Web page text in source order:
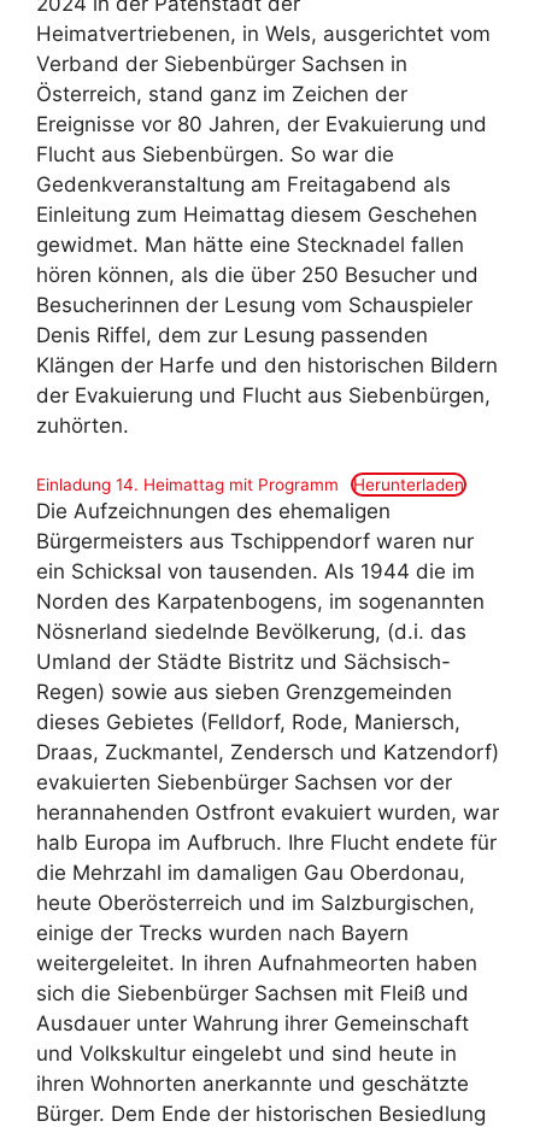
Heimatvertriebenen, in Wels, ausgerichtet vom
Verband der Siebenbürger Sachsen in
Österreich, stand ganz im Zeichen der
Ereignisse vor 80 Jahren, der Evakuierung und
Flucht aus Siebenbürgen. So war die
Gedenkveranstaltung am Freitagabend als
Einleitung zum Heimattag diesem Geschehen
gewidmet. Man hätte eine Stecknadel fallen
hören können, als die über 250 Besucher und
Besucherinnen der Lesung vom Schauspieler
Denis Riffel, dem zur Lesung passenden
Klängen der Harfe und den historischen Bildern
der Evakuierung und Flucht aus Siebenbürgen,
zuhörten.
Einladung 14. Heimattag mit Programm Herunterladen
Die Aufzeichnungen des ehemaligen
Bürgermeisters aus Tschippendorf waren nur
ein Schicksal von tausenden. Als 1944 die im
Norden des Karpatenbogens, im sogenannten
Nösnerland siedelnde Bevölkerung, (d.i. das
Umland der Städte Bistritz und Sächsisch-
Regen) sowie aus sieben Grenzgemeinden
dieses Gebietes (Felldorf, Rode, Maniersch,
Draas, Zuckmantel, Zendersch und Katzendorf)
evakuierten Siebenbürger Sachsen vor der
herannahenden Ostfront evakuiert wurden, war
halb Europa im Aufbruch. Ihre Flucht endete für
die Mehrzahl im damaligen Gau Oberdonau,
heute Oberösterreich und im Salzburgischen,
einige der Trecks wurden nach Bayern
weitergeleitet. In ihren Aufnahmeorten haben
sich die Siebenbürger Sachsen mit Fleiß und
Ausdauer unter Wahrung ihrer Gemeinschaft
und Volkskultur eingelebt und sind heute in
ihren Wohnorten anerkannte und geschätzte
Bürger. Dem Ende der historischen Besiedlung